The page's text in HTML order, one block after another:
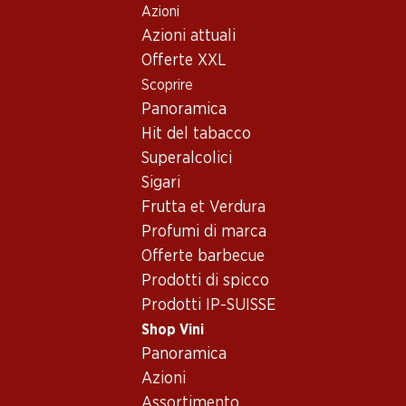
Azioni
Azioni attuali
Offerte XXL
Scoprire
Panoramica
Hit del tabacco
Superalcolici
Sigari
Frutta et Verdura
Profumi di marca
Offerte barbecue
Prodotti di spicco
Prodotti IP-SUISSE
Shop Vini
Panoramica
Azioni
Vino/champagne
Bordeaux
Château Cantenac Brown, Margaux AOC 3ème Grand Cru
Esclusiva online!
Château Cantenac Brown,